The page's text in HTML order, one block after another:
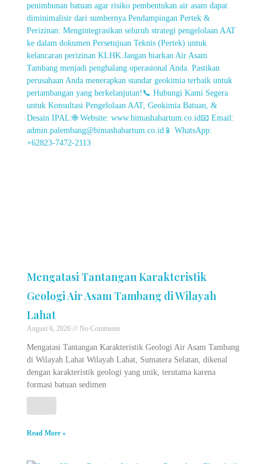
Mengatasi Tantangan Karakteristik
Geologi Air Asam Tambang di Wilayah
Lahat
August 6, 2026 No Comments
Mengatasi Tantangan Karakteristik Geologi Air Asam Tambang
di Wilayah Lahat Wilayah Lahat, Sumatera Selatan, dikenal
dengan karakteristik geologi yang unik, terutama karena
formasi batuan sedimen
Read More »